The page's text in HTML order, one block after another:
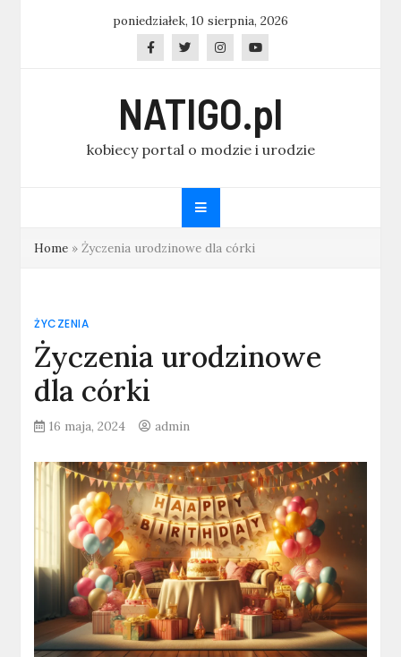
poniedziałek, 10 sierpnia, 2026
NATIGO.pl
kobiecy portal o modzie i urodzie
Home »Życzenia urodzinowe dla córki
ŻYCZENIA
Życzenia urodzinowe
dla córki
16 maja, 2024 admin